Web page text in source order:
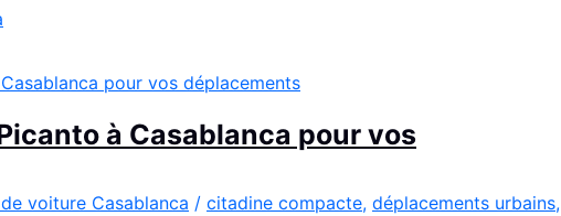
à Casablanca pour vos
voiture Casablanca / citadine compacte, déplacements urbains,